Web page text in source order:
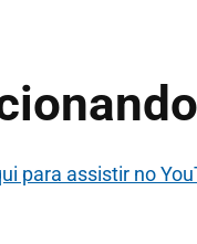
para assistir no